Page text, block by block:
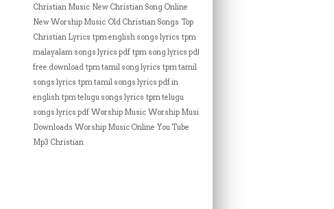
Christian Music New Christian Song Online
New Worship Music Old Christian Songs Top
Christian Lyrics tpm english songs lyrics tpm
malayalam songs lyrics pdf tpm song lyrics pdf
free download tpm tamil song lyrics tpm tamil
songs lyrics tpm tamil songs lyrics pdf in
english tpm telugu songs lyrics tpm telugu
songs lyrics pdf Worship Music Worship Music
Downloads Worship Music Online You Tube
Mp3 Christian